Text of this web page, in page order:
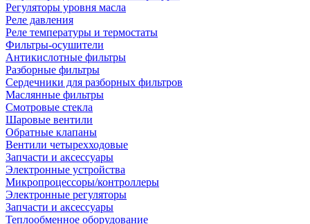
Регуляторы уровня масла
Реле давления
Реле температуры и термостаты
Фильтры-осушители
Антикислотные фильтры
Разборные фильтры
Сердечники для разборных фильтров
Маслянные фильтры
Смотровые стекла
Шаровые вентили
Обратные клапаны
Вентили четырехходовые
Запчасти и аксессуары
Электронные устройства
Микропроцессоры/контроллеры
Электронные регуляторы
Запчасти и аксессуары
Теплообменное оборудование